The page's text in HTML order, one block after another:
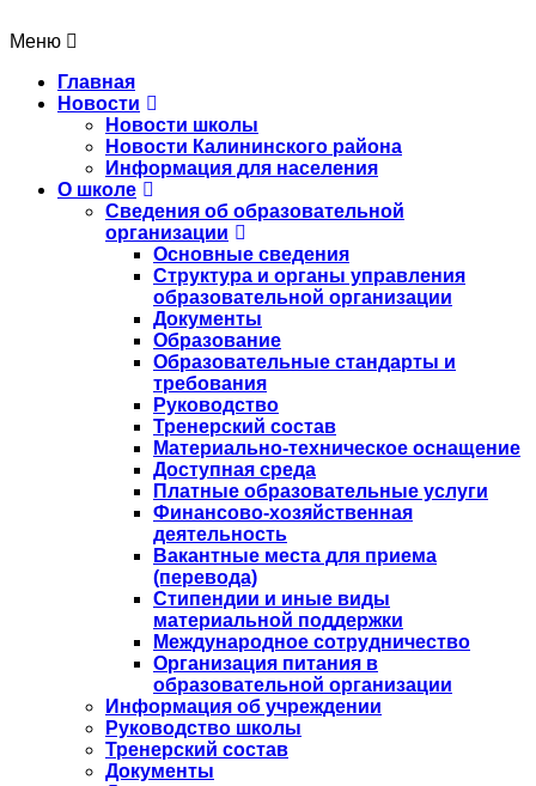
Меню
Главная
Новости
Новости школы
Новости Калининского района
Информация для населения
О школе
Сведения об образовательной
организации
Основные сведения
Структура и органы управления
образовательной организации
Документы
Образование
Образовательные стандарты и
требования
Руководство
Тренерский состав
Материально-техническое оснащение
Доступная среда
Платные образовательные услуги
Финансово-хозяйственная
деятельность
Вакантные места для приема
(перевода)
Стипендии и иные виды
материальной поддержки
Международное сотрудничество
Организация питания в
образовательной организации
Информация об учреждении
Руководство школы
Тренерский состав
Документы